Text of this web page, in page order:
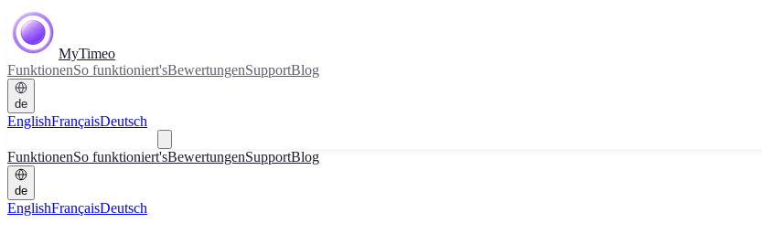
MyTimeo
FunktionenSo funktioniert'sBewertungenSupportBlog
de
EnglishFrançaisDeutsch
FunktionenSo funktioniert'sBewertungenSupportBlog
de
EnglishFrançaisDeutsch